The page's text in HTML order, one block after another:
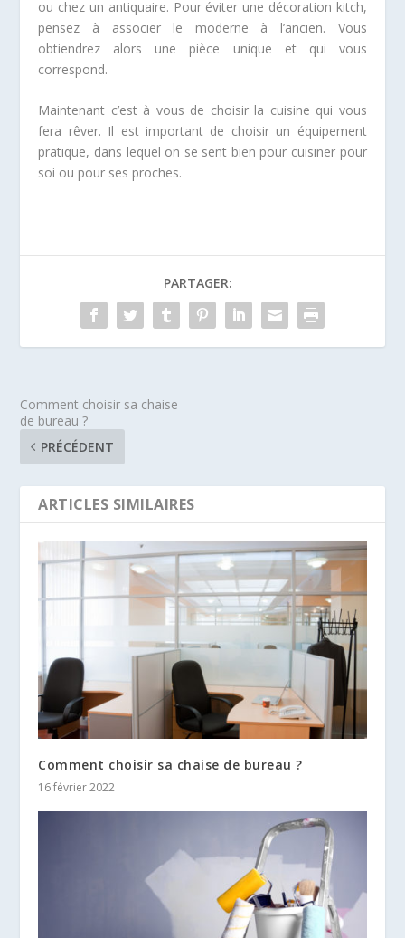
ou chez un antiquaire. Pour éviter une décoration kitch,
pensez à associer le moderne à l’ancien. Vous
obtiendrez alors une pièce unique et qui vous
correspond.
Maintenant c’est à vous de choisir la cuisine qui vous
fera rêver. Il est important de choisir un équipement
pratique, dans lequel on se sent bien pour cuisiner pour
soi ou pour ses proches.
PARTAGER:
Comment choisir sa chaise
de bureau ?
PRÉCÉDENT
ARTICLES SIMILAIRES
Comment choisir sa chaise de bureau ?
16 février 2022